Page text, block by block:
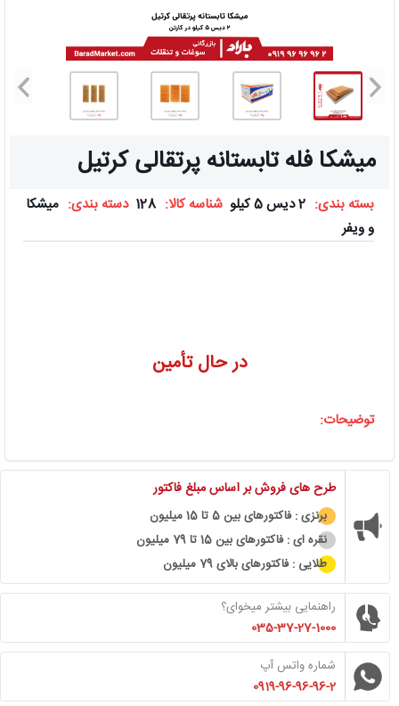
میشکا فله تابستانه پرتقالی کرتیل
بسته بندی: 2 دیس 5 کیلو شناسه کالا: 128 دسته بندی: میشکا
و ویفر
در حال تأمین
توضیحات:
طرح های فروش بر اساس مبلغ فاکتور
برنزی : فاکتورهای بین 5 تا 15 میلیون
نقره ای : فاکتورهای بین 15 تا 79 میلیون
طلایی : فاکتورهای بالای 79 میلیون
راهنمایی بیشتر میخوای؟
035-37-27-1000
شماره واتس آپ
0919-96-96-96-2